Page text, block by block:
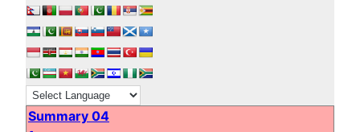
Summary 04